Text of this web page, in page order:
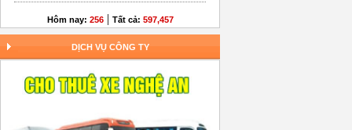
Hôm nay: 256| Tất cả: 597,457
DỊCH VỤ CÔNG TY